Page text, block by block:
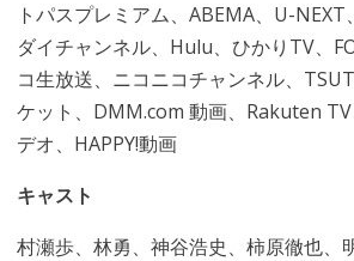
トパスプレミアム、ABEMA、U-
ダイチャンネル、Hulu、ひかりTV、
コ生放送、ニコニコチャンネル、
ケット、DMM.com 動画、Rakuten
デオ、HAPPY!動画
キャスト
村瀬歩、林勇、神谷浩史、柿原徹也、